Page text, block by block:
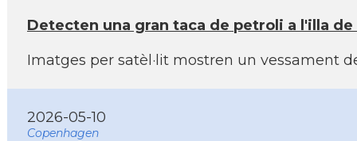
Detecten una gran taca de petroli a l'illa
Imatges per satèl·lit mostren un vessament
2026-05-10
Copenhagen